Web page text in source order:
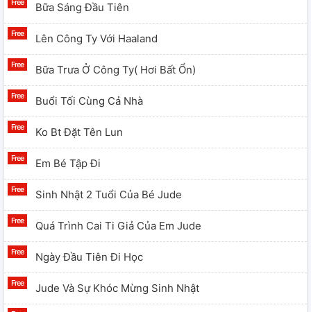
Bữa Sáng Đầu Tiên
Lên Công Ty Với Haaland
Bữa Trưa Ở Công Ty( Hơi Bất Ổn)
Buổi Tối Cùng Cả Nhà
Ko Bt Đặt Tên Lun
Em Bé Tập Đi
Sinh Nhật 2 Tuổi Của Bé Jude
Quá Trình Cai Ti Giả Của Em Jude
Ngày Đầu Tiên Đi Học
Jude Và Sự Khóc Mừng Sinh Nhật